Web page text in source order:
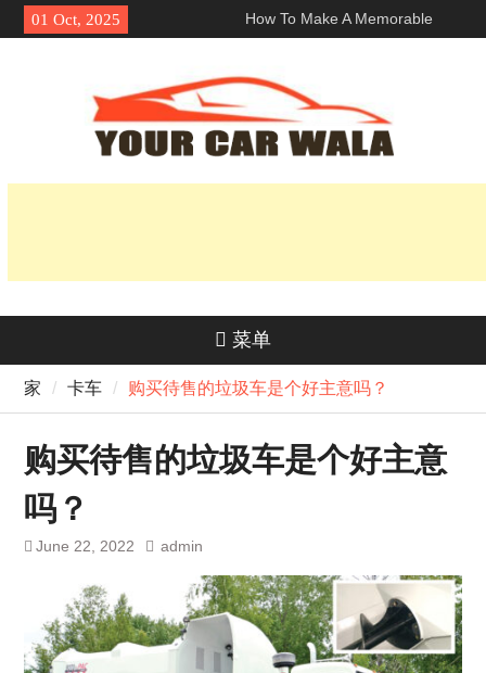
Skip
to
01 Oct, 2025
How To Make A Memorable
First Impression With A 洛杉矶
探索车辆运输服务中的环保选项
揭开它的魅力：为什么本田 Navi
深受骑手欢迎？
菜单
家 卡车 购买待售的垃圾车是个好主意吗？
购买待售的垃圾车是个好主意
吗？
June 22, 2022 admin